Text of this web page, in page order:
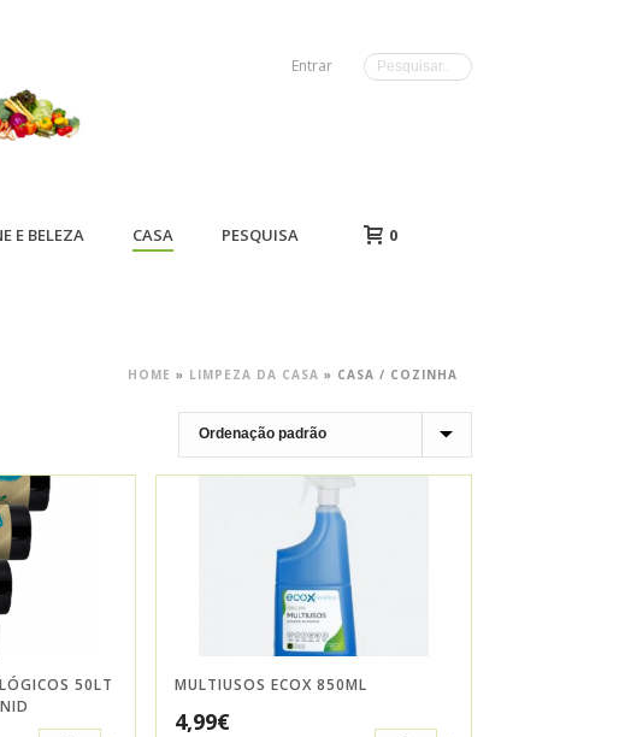
Entrar
E BELEZA CASA PESQUISA 0
HOME » LIMPEZA DA CASA » CASA / COZINHA
50LT
MULTIUSOS ECOX 850ML
4,99€